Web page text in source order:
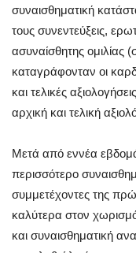
συναισθηματική
τους συνεντεύξεις,
ασυναίσθητης ομιλίας
καταγράφονταν οι
και τελικές
αρχική και τελική
Μετά από εννέα
περισσότερο
συμμετέχοντες της
καλύτερα στον
και συναισθηματική